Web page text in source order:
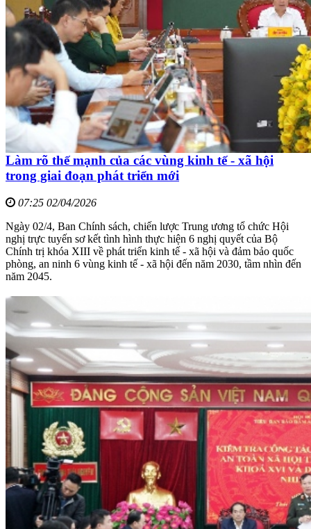
Làm rõ thế mạnh của các vùng kinh tế - xã hội
trong giai đoạn phát triển mới
07:25 02/04/2026
Ngày 02/4, Ban Chính sách, chiến lược Trung ương tổ chức Hội
nghị trực tuyến sơ kết tình hình thực hiện 6 nghị quyết của Bộ
Chính trị khóa XIII về phát triển kinh tế - xã hội và đảm bảo quốc
phòng, an ninh 6 vùng kinh tế - xã hội đến năm 2030, tầm nhìn đến
năm 2045.